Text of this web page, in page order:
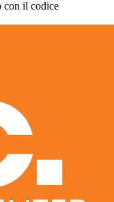
con il codice